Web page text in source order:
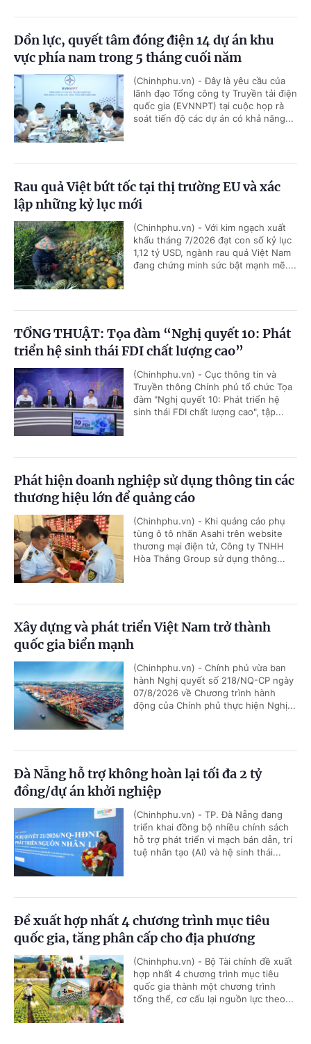
Dồn lực, quyết tâm đóng điện 14 dự án khu
vực phía nam trong 5 tháng cuối năm
(Chinhphu.vn) - Đây là yêu cầu của
lãnh đạo Tổng công ty Truyền tải điện
quốc gia (EVNNPT) tại cuộc họp rà
soát tiến độ các dự án có khả năng...
Rau quả Việt bứt tốc tại thị trường EU và xác
lập những kỷ lục mới
(Chinhphu.vn) - Với kim ngạch xuất
khẩu tháng 7/2026 đạt con số kỷ lục
1,12 tỷ USD, ngành rau quả Việt Nam
đang chứng minh sức bật mạnh mẽ....
TỔNG THUẬT: Tọa đàm “Nghị quyết 10: Phát
triển hệ sinh thái FDI chất lượng cao”
(Chinhphu.vn) - Cục thông tin và
Truyền thông Chính phủ tổ chức Tọa
đàm "Nghị quyết 10: Phát triển hệ
sinh thái FDI chất lượng cao", tập...
Phát hiện doanh nghiệp sử dụng thông tin các
thương hiệu lớn để quảng cáo
(Chinhphu.vn) - Khi quảng cáo phụ
tùng ô tô nhãn Asahi trên website
thương mại điện tử, Công ty TNHH
Hòa Thắng Group sử dụng thông...
Xây dựng và phát triển Việt Nam trở thành
quốc gia biển mạnh
(Chinhphu.vn) - Chính phủ vừa ban
hành Nghị quyết số 218/NQ-CP ngày
07/8/2026 về Chương trình hành
động của Chính phủ thực hiện Nghị...
Đà Nẵng hỗ trợ không hoàn lại tối đa 2 tỷ
đồng/dự án khởi nghiệp
(Chinhphu.vn) - TP. Đà Nẵng đang
triển khai đồng bộ nhiều chính sách
hỗ trợ phát triển vi mạch bán dẫn, trí
tuệ nhân tạo (AI) và hệ sinh thái...
Đề xuất hợp nhất 4 chương trình mục tiêu
quốc gia, tăng phân cấp cho địa phương
(Chinhphu.vn) - Bộ Tài chính đề xuất
hợp nhất 4 chương trình mục tiêu
quốc gia thành một chương trình
tổng thể, cơ cấu lại nguồn lực theo...